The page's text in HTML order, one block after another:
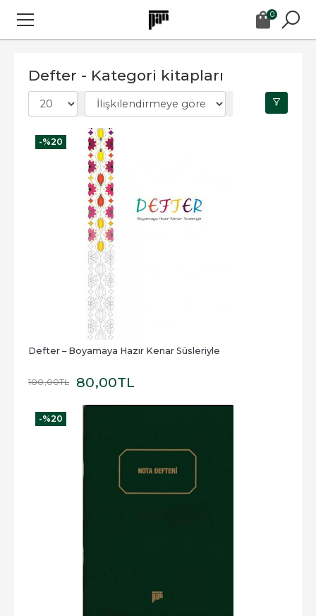
0
Defter - Kategori kitapları
-%20
Defter – Boyamaya Hazır Kenar Süsleriyle
100,00TL 80,00TL
-%20